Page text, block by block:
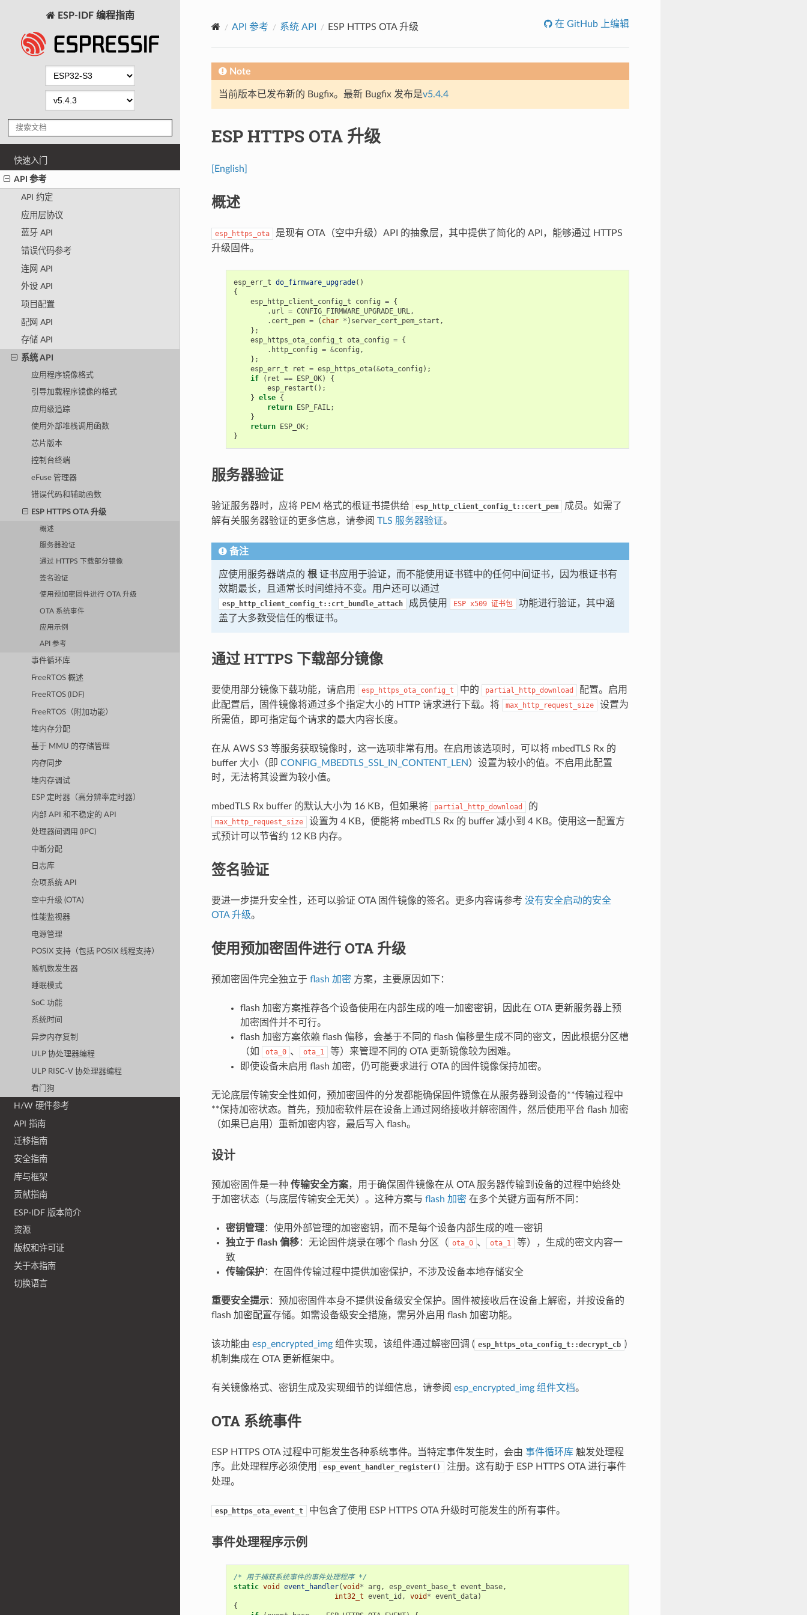
ESP-IDF 编程指南
快速入门
API 参考
API 约定
应用层协议
蓝牙 API
错误代码参考
连网 API
外设 API
项目配置
配网 API
存储 API
系统 API
应用程序镜像格式
引导加载程序镜像的格式
应用级追踪
使用外部堆栈调用函数
芯片版本
控制台终端
eFuse 管理器
错误代码和辅助函数
ESP HTTPS OTA 升级
概述
服务器验证
通过 HTTPS 下载部分镜像
签名验证
使用预加密固件进行 OTA 升级
OTA 系统事件
应用示例
API 参考
事件循环库
FreeRTOS 概述
FreeRTOS (IDF)
FreeRTOS（附加功能）
堆内存分配
基于 MMU 的存储管理
内存同步
堆内存调试
ESP 定时器（高分辨率定时器）
内部 API 和不稳定的 API
处理器间调用 (IPC)
中断分配
日志库
杂项系统 API
空中升级 (OTA)
性能监视器
电源管理
POSIX 支持（包括 POSIX 线程支持）
随机数发生器
睡眠模式
SoC 功能
系统时间
异步内存复制
ULP 协处理器编程
ULP RISC-V 协处理器编程
看门狗
H/W 硬件参考
API 指南
迁移指南
安全指南
库与框架
贡献指南
ESP-IDF 版本简介
资源
版权和许可证
关于本指南
切换语言
API 参考 系统 API ESP HTTPS OTA 升级 在 GitHub 上编辑
Note
当前版本已发布新的 Bugfix。最新 Bugfix 发布是v5.4.4
ESP HTTPS OTA 升级
[English]
概述
esp_https_ota
是现有 OTA（空中升级）API 的抽象层，其中提供了简化的 API，能够通过 HTTPS
升级固件。
esp_err_t do_firmware_upgrade()
{
esp_http_client_config_t
config = {
. url = CONFIG_FIRMWARE_UPGRADE_URL,
. cert_pem = ( char * ) server_cert_pem_start ,
};
esp_https_ota_config_t ota_config = {
. http_config = &config ,
};
esp_err_t
ret = esp_https_ota(&ota_config );
if
( ret == ESP_OK)
{
esp_restart ();
} else {
return ESP_FAIL;
}
return ESP_OK;
}
服务器验证
验证服务器时，应将 PEM 格式的根证书提供给 esp_http_client_config_t::cert_pem
成员。如需了
解有关服务器验证的更多信息，请参阅 TLS 服务器验证。
备注
应使用服务器端点的 根证书应用于验证，而不能使用证书链中的任何中间证书，因为根证书有
效期最长，且通常长时间维持不变。用户还可以通过
esp_http_client_config_t::crt_bundle_attach 成员使用 ESP x509 证书包
功能进行验证，其中涵
盖了大多数受信任的根证书。
通过 HTTPS 下载部分镜像
要使用部分镜像下载功能，请启用 esp_https_ota_config_t 中的 partial_http_download
配置。启用
此配置后，固件镜像将通过多个指定大小的 HTTP 请求进行下载。将
max_http_request_size
设置为
所需值，即可指定每个请求的最大内容长度。
在从 AWS S3 等服务获取镜像时，这一选项非常有用。在启用该选项时，可以将 mbedTLS Rx 的
buffer 大小（即 CONFIG_MBEDTLS_SSL_IN_CONTENT_LEN ）设置为较小的值。不启用此配置
时，无法将其设置为较小值。
mbedTLS Rx buffer 的默认大小为 16 KB，但如果将 partial_http_download 的
max_http_request_size
设置为 4 KB，便能将 mbedTLS Rx 的 buffer 减小到 4 KB。使用这一配置方
式预计可以节省约 12 KB 内存。
签名验证
要进一步提升安全性，还可以验证 OTA 固件镜像的签名。更多内容请参考 没有安全启动的安全
OTA 升级。
使用预加密固件进行 OTA 升级
预加密固件完全独立于 flash 加密 方案，主要原因如下：
flash 加密方案推荐各个设备使用在内部生成的唯一加密密钥，因此在 OTA 更新服务器上预
加密固件并不可行。
flash 加密方案依赖 flash 偏移，会基于不同的 flash 偏移量生成不同的密文，因此根据分区槽
（如
ota_0 、 ota_1
等）来管理不同的 OTA 更新镜像较为困难。
即使设备未启用 flash 加密，仍可能要求进行 OTA 的固件镜像保持加密。
无论底层传输安全性如何，预加密固件的分发都能确保固件镜像在从服务器到设备的**传输过程中
**保持加密状态。首先，预加密软件层在设备上通过网络接收并解密固件，然后使用平台 flash 加密
（如果已启用）重新加密内容，最后写入 flash。
设计
预加密固件是一种 传输安全方案，用于确保固件镜像在从 OTA 服务器传输到设备的过程中始终处
于加密状态（与底层传输安全无关）。这种方案与 flash 加密 在多个关键方面有所不同：
密钥管理：使用外部管理的加密密钥，而不是每个设备内部生成的唯一密钥
独立于 flash 偏移：无论固件烧录在哪个 flash 分区（ ota_0 、 ota_1
等），生成的密文内容一
致
传输保护：在固件传输过程中提供加密保护，不涉及设备本地存储安全
重要安全提示：预加密固件本身不提供设备级安全保护。固件被接收后在设备上解密，并按设备的
flash 加密配置存储。如需设备级安全措施，需另外启用 flash 加密功能。
该功能由 esp_encrypted_img组件实现，该组件通过解密回调 ( esp_https_ota_config_t::decrypt_cb )
机制集成在 OTA 更新框架中。
有关镜像格式、密钥生成及实现细节的详细信息，请参阅 esp_encrypted_img 组件文档。
OTA 系统事件
ESP HTTPS OTA 过程中可能发生各种系统事件。当特定事件发生时，会由 事件循环库触发处理程
序。此处理程序必须使用
esp_event_handler_register()
注册。这有助于 ESP HTTPS OTA 进行事件
处理。
esp_https_ota_event_t 中包含了使用 ESP HTTPS OTA 升级时可能发生的所有事件。
事件处理程序示例
/* 用于捕获系统事件的事件处理程序 */
static void event_handler(void * arg , esp_event_base_t event_base,
int32_t event_id , void * event_data)
{